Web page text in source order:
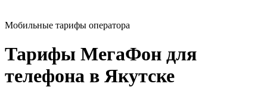
Мобильные тарифы оператора
Тарифы МегаФон для
телефона в Якутске